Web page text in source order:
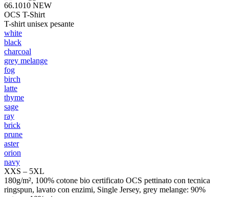
66.1010 NEW
OCS T-Shirt
T-shirt unisex pesante
white
black
charcoal
grey melange
fog
birch
latte
thyme
sage
ray
brick
prune
aster
orion
navy
XXS – 5XL
180g/m², 100% cotone bio certificato OCS pettinato con tecnica
ringspun, lavato con enzimi, Single Jersey, grey melange: 90%